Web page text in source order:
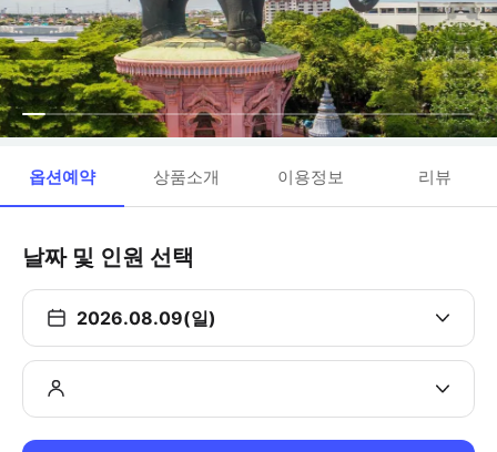
옵션예약 상품소개 이용정보 리뷰
날짜 및 인원 선택
2026.08.09(일)